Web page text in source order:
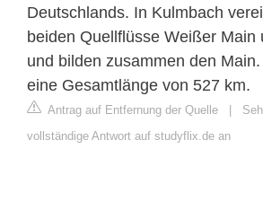
Deutschlands. In Kulmbach
beiden Quellflüsse Weißer Main
und bilden zusammen den
eine Gesamtlänge von 527 km.
Antrag auf Entfernung der Quelle |
vollständige Antwort auf studyflix.de an